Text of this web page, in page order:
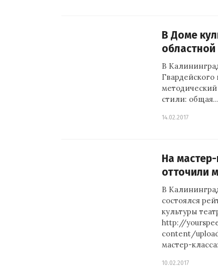
В Доме
В
Гвардейского
стили: общая…
14.02.2017
На
отточили
В
состоялся
культуры
http://
content/
мастер-
10.02.2017